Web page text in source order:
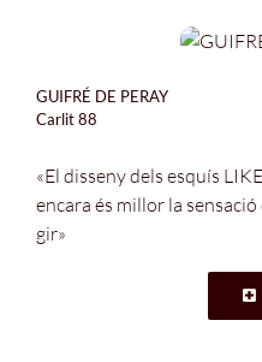
GUIFRÉ DE PERAY
Carlit 88
«El disseny dels esquís
encara és millor la
gir»